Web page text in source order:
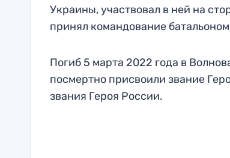
Украины, участвовал в ней на
принял командование
Погиб 5 марта 2022 года в
посмертно присвоили звание
звания Героя России.